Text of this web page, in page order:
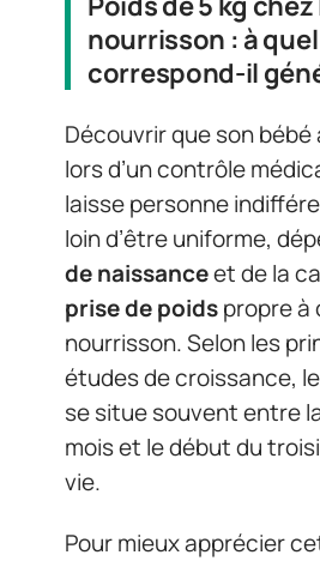
nourrisson : à
correspond-il
Découvrir que son
lors d’un contrôle
laisse personne
loin d’être uniforme,
de naissanceet de la
prise de poidspropre à
nourrisson. Selon les
études de croissance,
se situe souvent entre
mois et le début du
vie.
Pour mieux apprécier